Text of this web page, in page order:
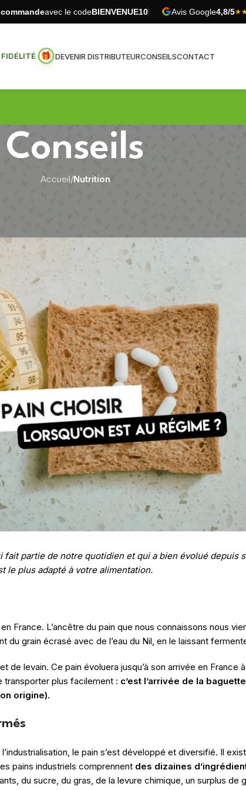
avec le codeBIENVENUE10 Avis Google4,8/5
FOOD
Farine de Fève Bio
65% DE PROTÉINES !
Sucre de Datte
Pancakes protéinés
BIENTÔT
DEVENIR DISTRIBUTEURCONSEILSCONTACT
Conseils
Accueil/Nutrition
partie de notre quotidien et qui a bien évolué depuis
le plus adapté à votre alimentation.
France. L’ancêtre du pain que nous connaissons nous
grain écrasé avec de l’eau du Nil, en le laissant
levain. Ce pain évoluera jusqu’à son arrivée en France
transporter plus facilement : c’est l’arrivée de la
origine).
le pain s’est développé et diversifié. Il
pains industriels comprennent des dizaines
du sucre, du gras, de la levure chimique, un surplus de